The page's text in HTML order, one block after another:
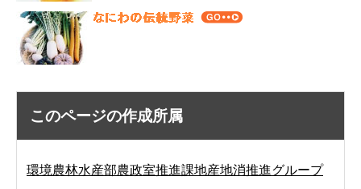
このページの作成所属
環境農林水産部農政室推進課地産地消推進グループ